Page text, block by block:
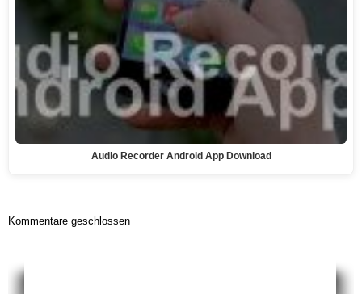
Audio Recorder Android App Download
Kommentare geschlossen